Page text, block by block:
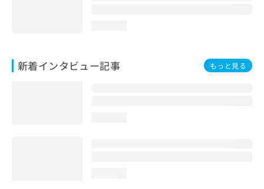
新着インタビュー記事 もっと見る